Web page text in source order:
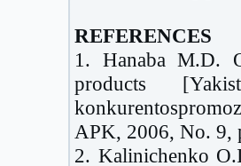
REFERENCES
1. Hanaba M.D.
products
APK, 2006, No. 9,
2. Kalinichenko